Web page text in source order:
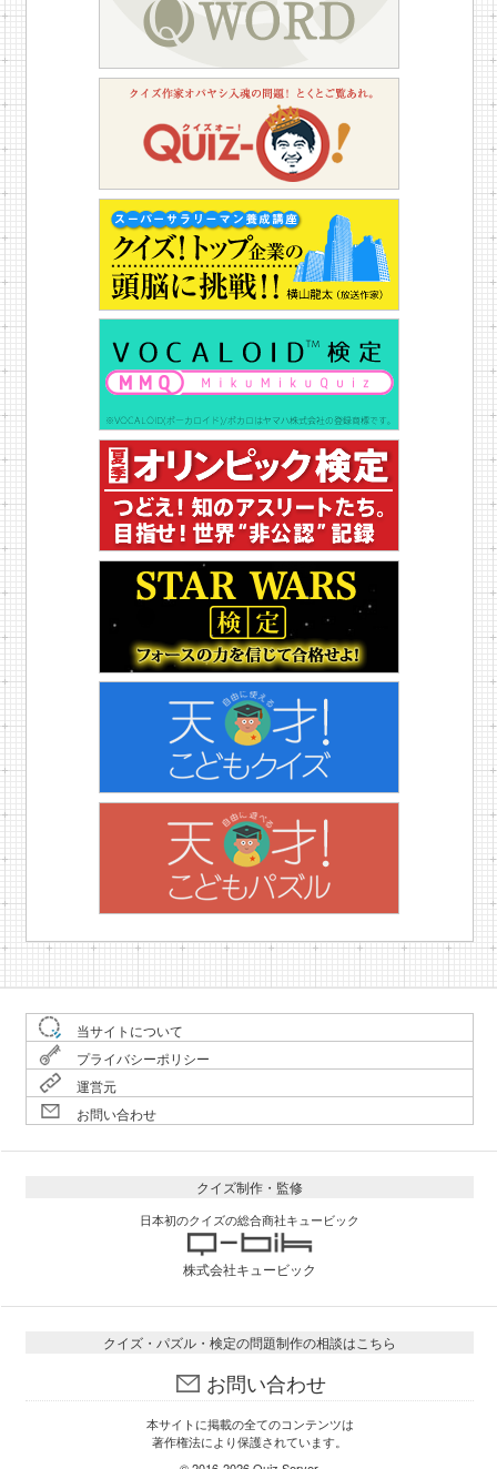
当サイトについて
プライバシーポリシー
運営元
お問い合わせ
クイズ制作・監修
日本初のクイズの総合商社キュービック
株式会社キュービック
クイズ・パズル・検定の問題制作の相談はこちら
お問い合わせ
本サイトに掲載の全てのコンテンツは
著作権法により保護されています。